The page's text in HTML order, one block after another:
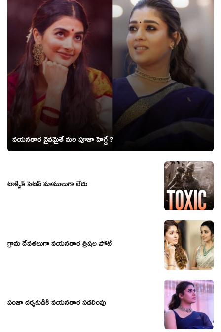
నయనతార దైవమైతే మరి పూజా హెగ్డే ?
టాక్సిక్ సెటప్ మాములుగా లేదు
గ్రామ దేవతలుగా నయనతార త్రిషల పోటీ
పంజా దర్శకుడికి నయనతార సడలింపు